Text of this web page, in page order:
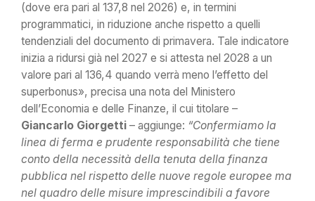
(dove era pari al 137,8 nel 2026) e, in termini
programmatici, in riduzione anche rispetto a quelli
tendenziali del documento di primavera. Tale indicatore
inizia a ridursi già nel 2027 e si attesta nel 2028 a un
valore pari al 136,4 quando verrà meno l’effetto del
superbonus», precisa una nota del Ministero
dell’Economia e delle Finanze, il cui titolare –
Giancarlo Giorgetti – aggiunge: “Confermiamo la
linea di ferma e prudente responsabilità che tiene
conto della necessità della tenuta della finanza
pubblica nel rispetto delle nuove regole europee ma
nel quadro delle misure imprescindibili a favore